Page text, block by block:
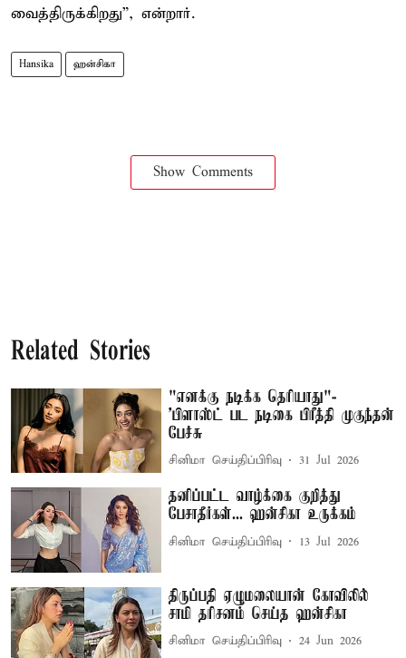
வைத்திருக்கிறது”, என்றார்.
Hansika ஹன்சிகா
Show Comments
Related Stories
"எனக்கு நடிக்க தெரியாது"-
'பிளாஸ்ட் பட நடிகை பிரீத்தி முகுந்தன்
பேச்சு
சினிமா செய்திப்பிரிவு 31 Jul 2026
தனிப்பட்ட வாழ்க்கை குறித்து
பேசாதீர்கள்... ஹன்சிகா உருக்கம்
சினிமா செய்திப்பிரிவு 13 Jul 2026
திருப்பதி ஏழுமலையான் கோவிலில்
சாமி தரிசனம் செய்த ஹன்சிகா
சினிமா செய்திப்பிரிவு 24 Jun 2026